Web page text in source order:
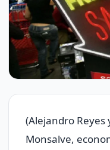
(Alejandro
Monsalve,